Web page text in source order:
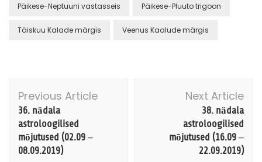
Päikese-Neptuuni vastasseis Päikese-Pluuto trigoon
Täiskuu Kalade märgis Veenus Kaalude märgis
Post
Navigation
Previous Article
36. nädala
astroloogilised
mõjutused (02.09 –
08.09.2019)
Next Article
38. nädala
astroloogilised
mõjutused (16.09 –
22.09.2019)